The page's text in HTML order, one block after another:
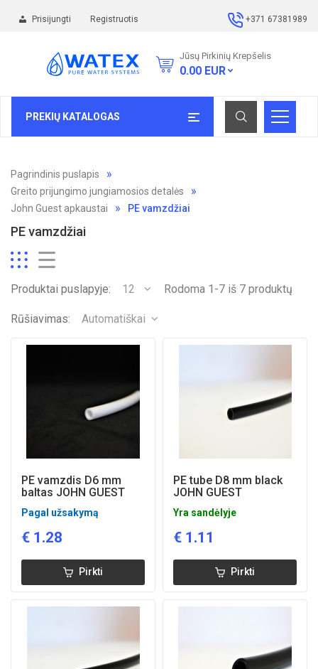
Prisijungti Registruotis +371 67381989
Jūsų Pirkinių Krepšelis
0.00 EUR
PREKIŲ KATALOGAS
Pagrindinis puslapis
Greito prijungimo jungiamosios detalės
John Guest apkaustai
PE vamzdžiai
PE vamzdžiai
Produktai puslapyje: 12 Rodoma 1-7 iš 7 produktų
Rūšiavimas: Automatiškai
PE vamzdis D6 mm
baltas JOHN GUEST
Pagal užsakymą
€ 1.28
Pirkti
PE tube D8 mm black
JOHN GUEST
Yra sandėlyje
€ 1.11
Pirkti